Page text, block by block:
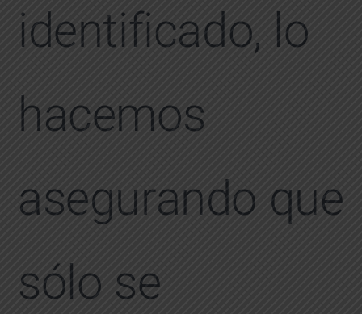
identificado, lo
hacemos
asegurando que
sólo se